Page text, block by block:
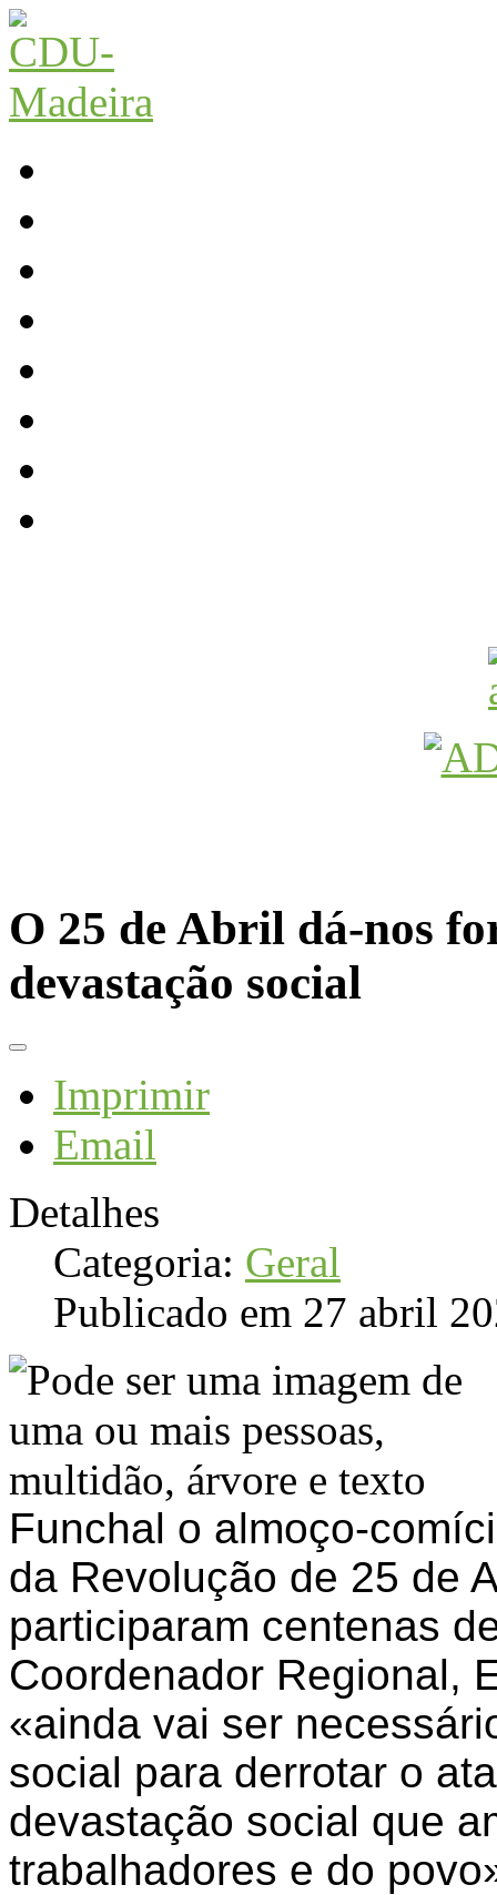
O 25 de Abril dá-nos
devastação social
Imprimir
Email
Detalhes
Categoria: Geral
Publicado em 27 abril
Funchal o almoço-
da Revolução de 25 de
participaram centenas
Coordenador Regional,
«ainda vai ser
social para derrotar o
devastação social que
trabalhadores e do